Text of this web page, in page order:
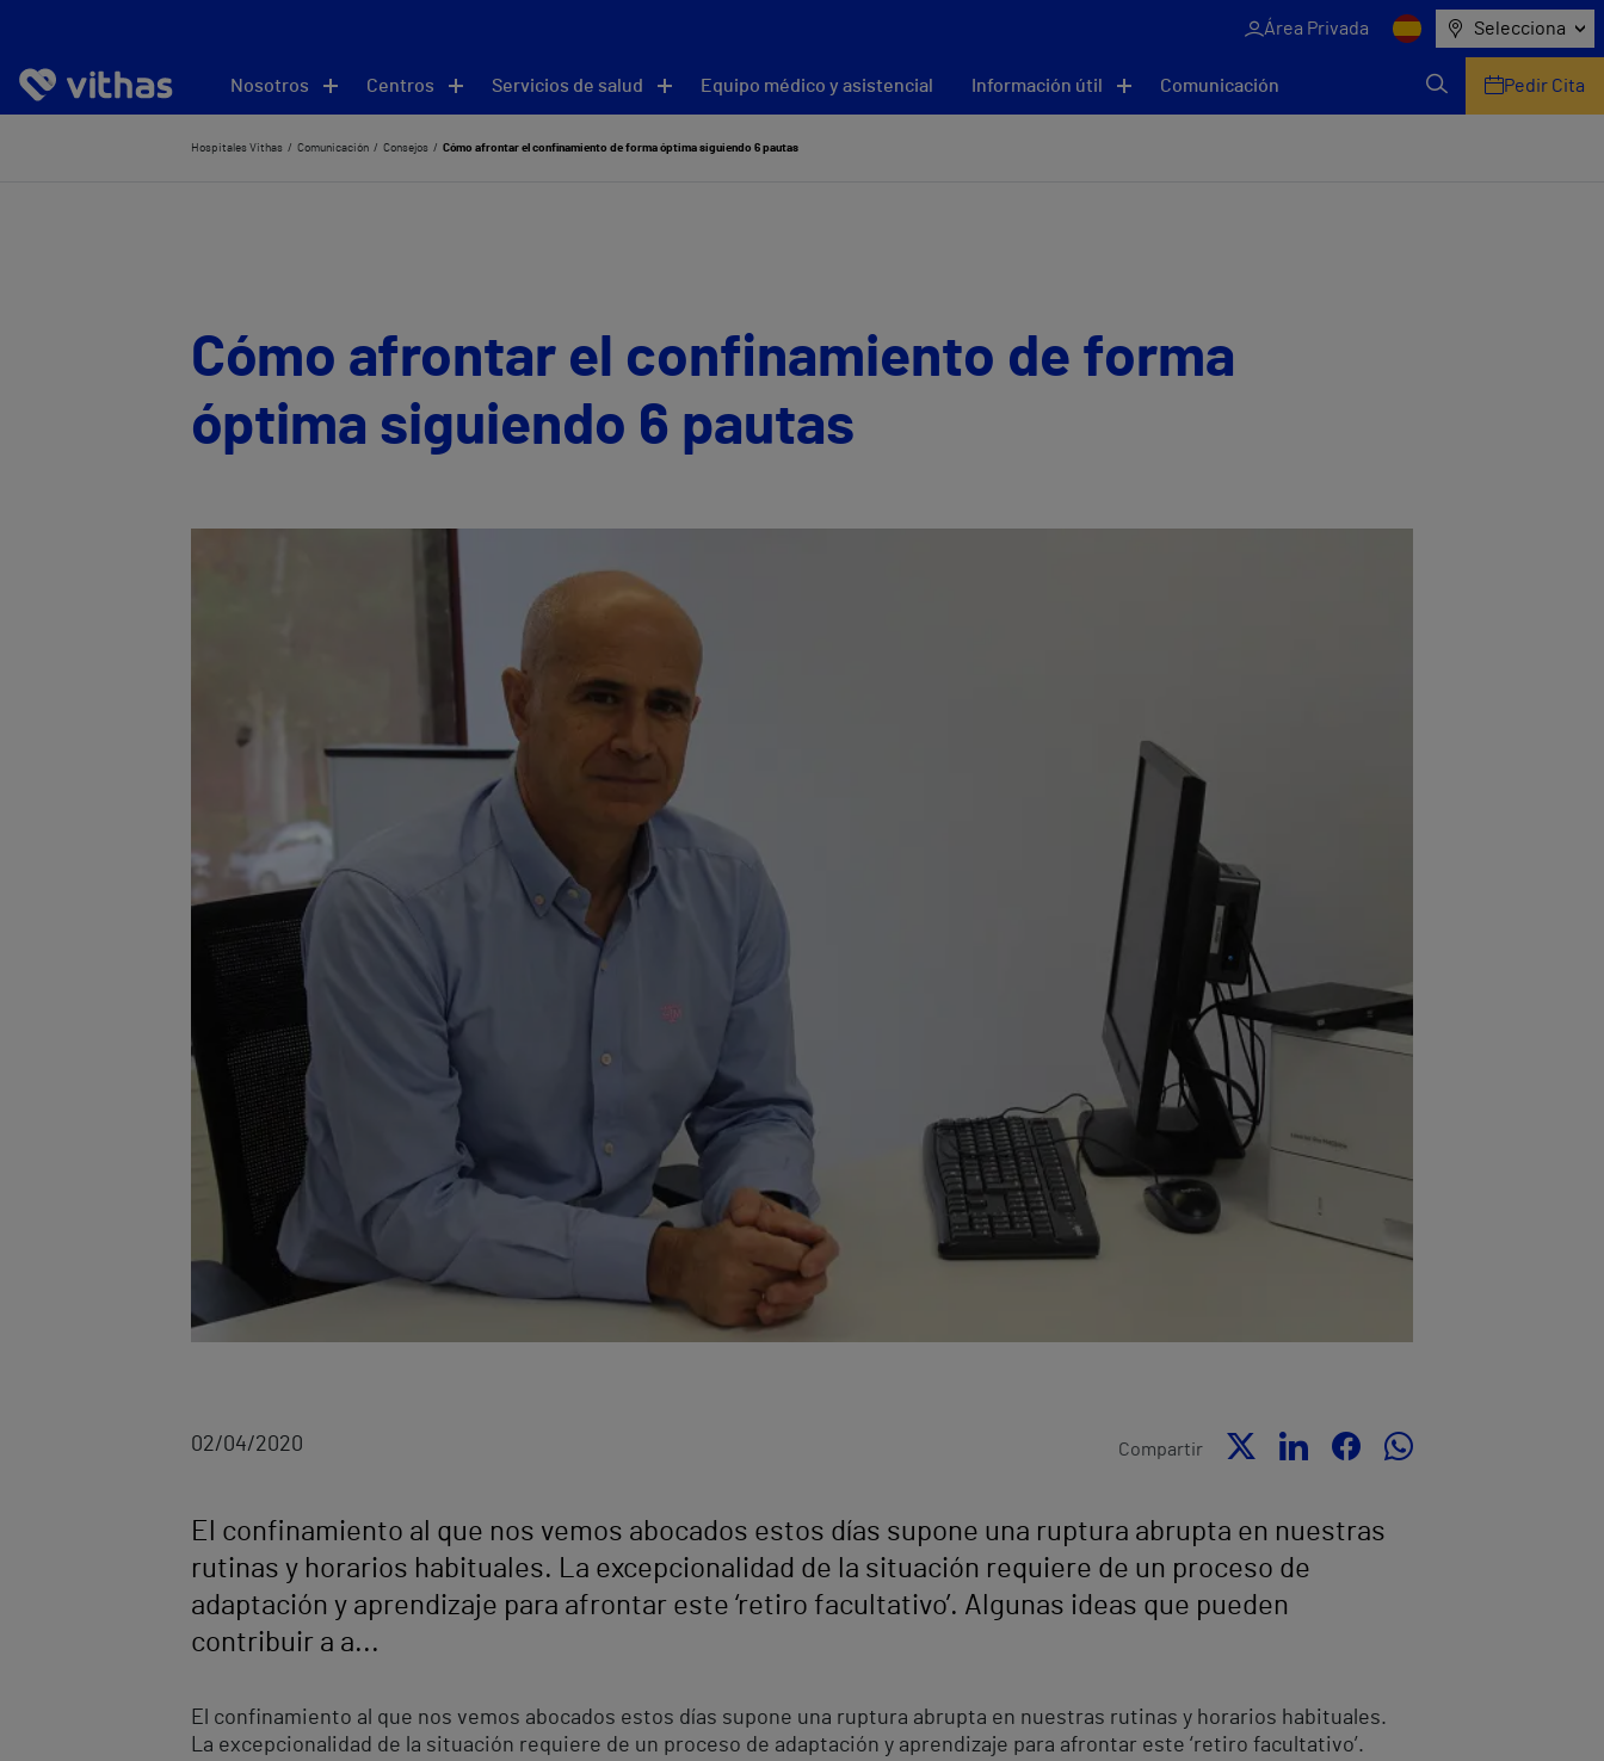
Área Privada Selecciona
Nosotros Centros Servicios de salud Equipo médico y asistencial Información útil Comunicación Pedir Cita
Hospitales Vithas Comunicación Consejos Cómo afrontar el confinamiento de forma óptima siguiendo 6 pautas
Cómo afrontar el confinamiento de forma
óptima siguiendo 6 pautas
02/04/2020 Compartir
El confinamiento al que nos vemos abocados estos días supone una ruptura abrupta en nuestras
rutinas y horarios habituales. La excepcionalidad de la situación requiere de un proceso de
adaptación y aprendizaje para afrontar este ‘retiro facultativo’. Algunas ideas que pueden
contribuir a a...
El confinamiento al que nos vemos abocados estos días supone una ruptura abrupta en nuestras rutinas y horarios habituales.
La excepcionalidad de la situación requiere de un proceso de adaptación y aprendizaje para afrontar este ‘retiro facultativo’.